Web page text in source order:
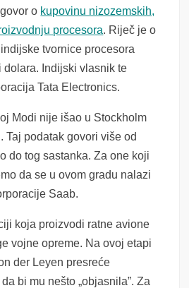
o kupovinu nizozemskih,
procesora. Riječ je o
tvornice procesora
dolara. Indijski vlasnik te
Tata Electronics.
Modi nije išao u Stockholm
Taj podatak govori više od
do tog sastanka. Za one koji
da se u ovom gradu nalazi
Saab.
koja proizvodi ratne avione
vojne opreme. Na ovoj etapi
der Leyen presreće
bi mu nešto „objasnila”. Za